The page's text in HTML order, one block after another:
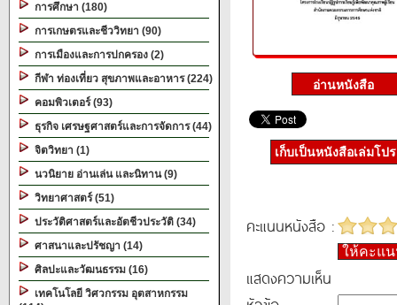
การศึกษา (180)
การเกษตรและชีววิทยา (90)
การเมืองและการปกครอง (2)
กีฬา ท่องเที่ยว สุขภาพและอาหาร (224)
คอมพิวเตอร์ (93)
ธุรกิจ เศรษฐศาสตร์และการจัดการ (44)
จิตวิทยา (1)
นวนิยาย อ่านเล่น และนิทาน (9)
วิทยาศาสตร์ (51)
ประวัติศาสตร์และอัตชีวประวัติ (34)
ศาสนาและปรัชญา (14)
ศิลปะและวัฒนธรรม (16)
เทคโนโลยี วิศวกรรม อุตสาหกรรม
เก็บเป็นหนังสือเล่มโป
คะแนนหนังสือ :
ให้คะแ
แสดงความเห็น